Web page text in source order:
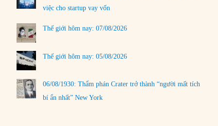
việc cho startup vay vốn
Thế giới hôm nay: 07/08/2026
Thế giới hôm nay: 05/08/2026
06/08/1930: Thẩm phán Crater trở thành “người mất tích
bí ẩn nhất” New York